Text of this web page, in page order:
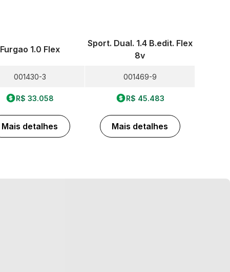
Furgao 1.0 Flex
001430-3
R$ 33.058
Mais detalhes
Sport. Dual. 1.4 B.edit. Flex
8v
001469-9
R$ 45.483
Mais detalhes